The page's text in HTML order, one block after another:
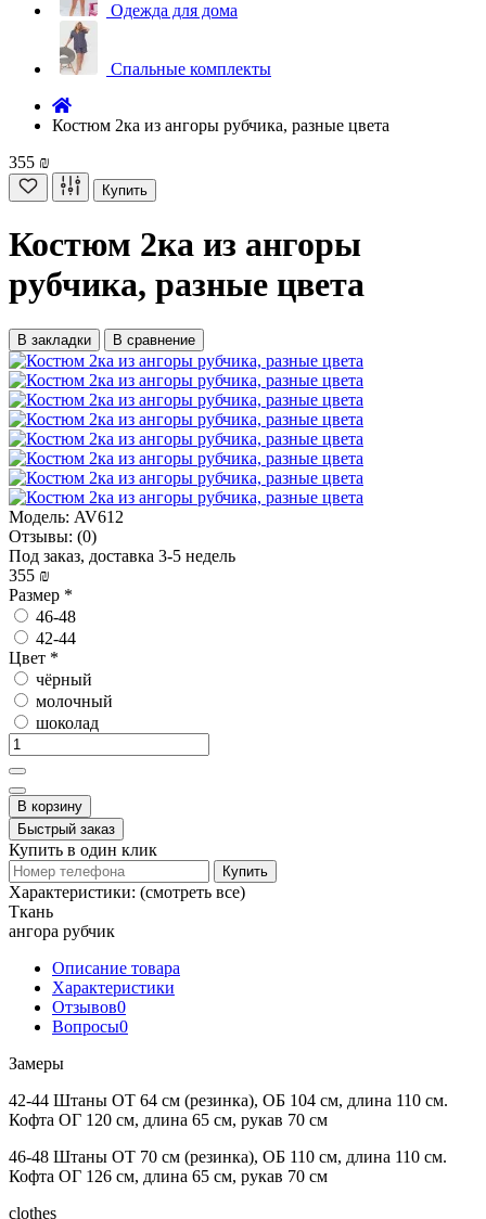
Одежда для дома
Спальные комплекты
Костюм 2ка из ангоры рубчика, разные цвета
355 ₪
Купить
Костюм 2ка из ангоры
рубчика, разные цвета
В закладки В сравнение
Модель: AV612
Отзывы: (0)
Под заказ, доставка 3-5 недель
355 ₪
Размер *
46-48
42-44
Цвет *
чёрный
молочный
шоколад
В корзину
Быстрый заказ
Купить в один клик
Купить
Характеристики: (смотреть все)
Ткань
ангора рубчик
Описание товара
Характеристики
Отзывов0
Вопросы0
Замеры
42-44 Штаны ОТ 64 см (резинка), ОБ 104 см, длина 110 см.
Кофта ОГ 120 см, длина 65 см, рукав 70 см
46-48 Штаны ОТ 70 см (резинка), ОБ 110 см, длина 110 см.
Кофта ОГ 126 см, длина 65 см, рукав 70 см
clothes